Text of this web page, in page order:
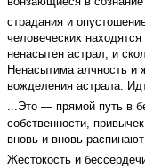
страдания и
человеческих
ненасытен астрал, и
Ненасытима алчность и
вожделения астрала.
...Это — прямой путь в
собственности,
вновь и вновь
Жестокость и